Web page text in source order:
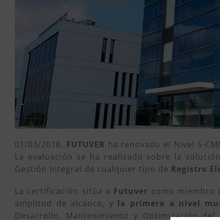
01/03/2018. FUTUVER ha renovado el Nivel 5-
La evaluación se ha realizado sobre la
Gestión Integral de cualquier tipo de Registro
La certificación sitúa a Futuver como miembro
amplitud de alcance, y la primera a nivel
Desarrollo, Mantenimiento y Optimización